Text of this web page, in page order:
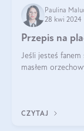
Paulina
28 kwi 2024
Przepis na
Jeśli jesteś
masłem
CZYTAJ